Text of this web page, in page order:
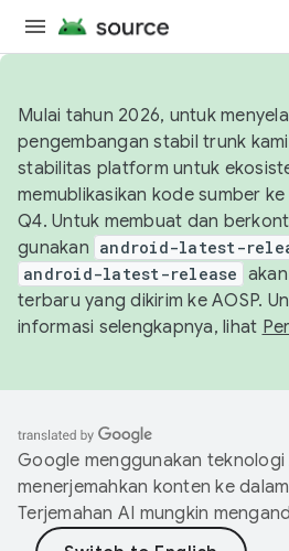
Mulai tahun 2026, untuk
pengembangan stabil trunk
stabilitas platform untuk
memublikasikan kode sumber
Q4. Untuk membuat dan
gunakan android-latest-
android-latest-release
terbaru yang dikirim ke AOSP.
informasi selengkapnya, lihat
Google menggunakan teknologi
menerjemahkan konten ke
Terjemahan AI mungkin